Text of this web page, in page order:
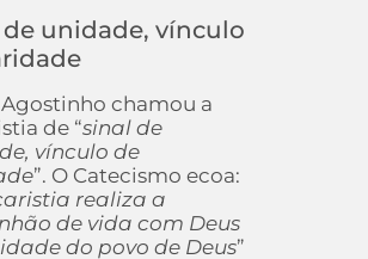
de unidade, vínculo
chamou a
de “sinal de
vínculo de
”. O Catecismo ecoa:
realiza a
de vida com Deus
do povo de Deus”